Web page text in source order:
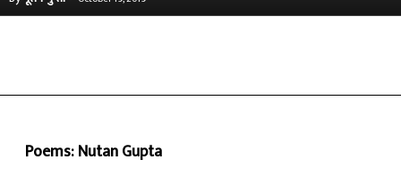
Poems: Nutan Gupta